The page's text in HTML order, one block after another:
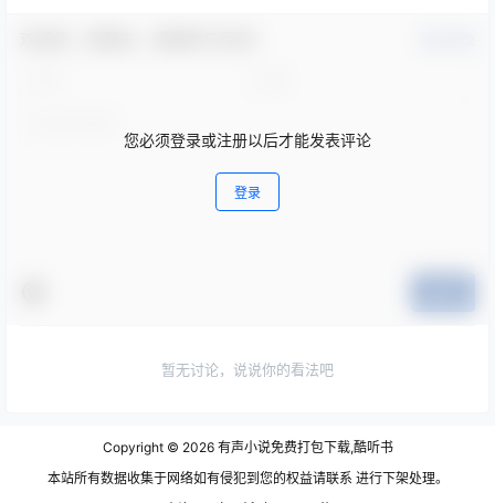
您必须登录或注册以后才能发表评论
登录
暂无讨论，说说你的看法吧
Copyright © 2026有声小说免费打包下载,酷听书
本站所有数据收集于网络如有侵犯到您的权益请联系 进行下架处理。